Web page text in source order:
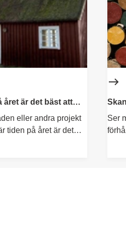
året är det bäst att
eller andra projekt
tiden på året är det
Ser